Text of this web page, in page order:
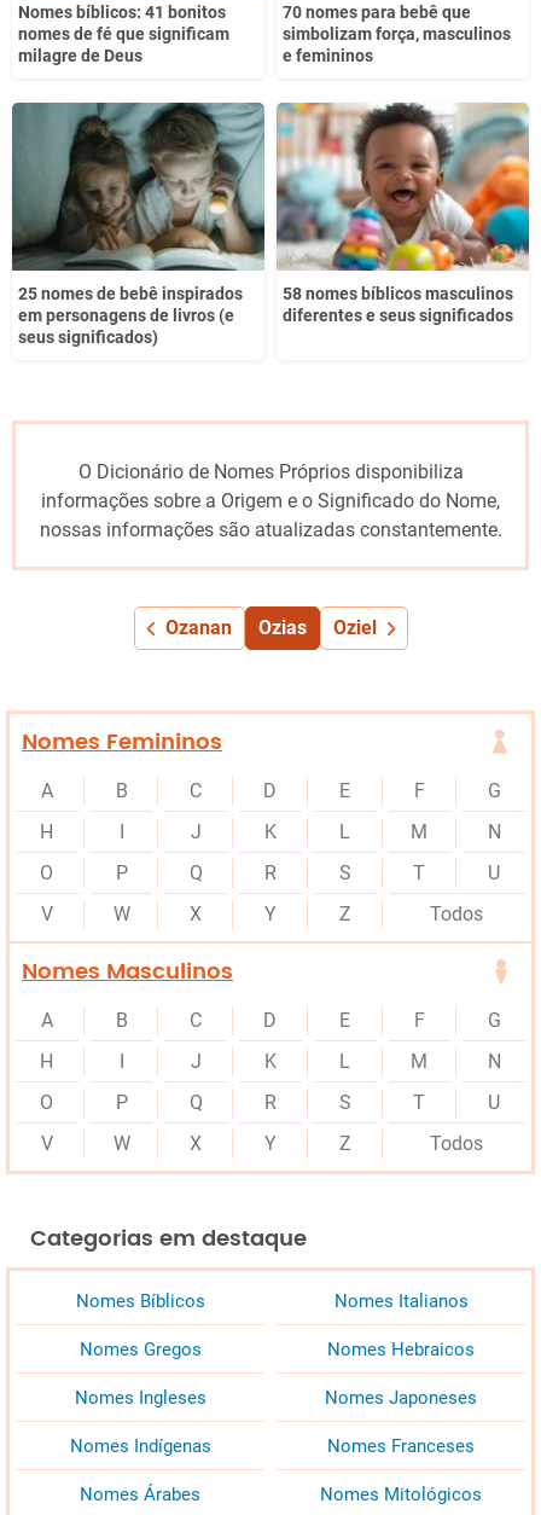
Nomes bíblicos: 41 bonitos
nomes de fé que significam
milagre de Deus
70 nomes para bebê que
simbolizam força, masculinos
e femininos
25 nomes de bebê inspirados
em personagens de livros (e
seus significados)
58 nomes bíblicos masculinos
diferentes e seus significados
O Dicionário de Nomes Próprios disponibiliza
informações sobre a Origem e o Significado do Nome,
nossas informações são atualizadas constantemente.
Ozanan Ozias Oziel
Nomes Femininos
A B C D E F
G
H
J K L M
N
O
P Q R S T
U
V
W X Y Z Todos
Nomes Masculinos
A B C D E F
G
H
J K L M
N
O
P Q R S T
U
V
W X Y Z Todos
Categorias em destaque
Nomes Bíblicos Nomes Italianos
Nomes Gregos Nomes Hebraicos
Nomes Ingleses Nomes Japoneses
Nomes Indígenas Nomes Franceses
Nomes Árabes Nomes Mitológicos